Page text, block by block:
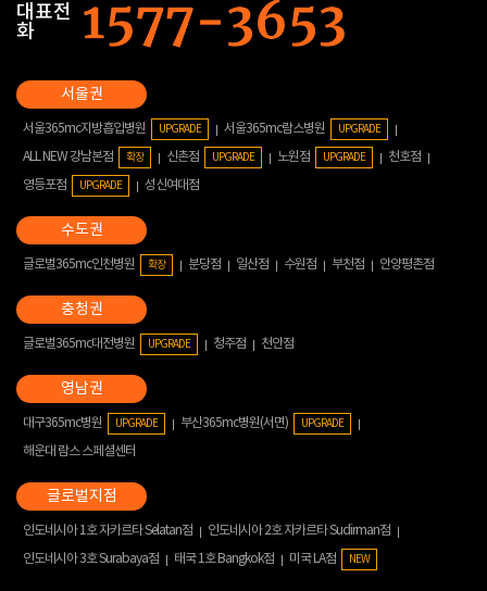
대표전
화
서울365mc지방흡입병원 UPGRADE 서울365mc람스병원 UPGRADE
ALL NEW 강남본점 확장 신촌점 UPGRADE 노원점 UPGRADE
천호점
영등포점
UPGRADE 성신여대점
글로벌365mc인천병원 확장 분당점 일산점 수원점 부천점 안양평촌점
글로벌365mc대전병원 UPGRADE 청주점 천안점
대구365mc병원 UPGRADE 부산365mc병원(서면) UPGRADE
해운대 람스 스페셜센터
인도네시아 1호 자카르타 Selatan점
인도네시아 2호 자카르타 Sudirman점
인도네시아 3호 Surabaya점
태국 1호 Bangkok점 미국 LA점 NEW